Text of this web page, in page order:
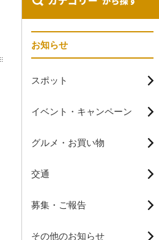
お知らせ
スポット
イベント・キャンペーン
グルメ・お買い物
交通
募集・ご報告
その他のお知らせ